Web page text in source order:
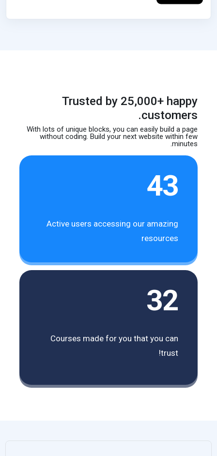
Trusted by 25,000+ happy
customers.
With lots of unique blocks, you can easily build a page
without coding. Build your next website within few
minutes.
43
Active users accessing our amazing
resources
32
Courses made for you that you can
trust!